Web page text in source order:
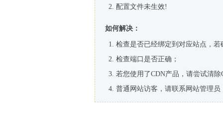
配置文件未生效!
如何解决：
检查是否已经绑定到对应站点，
检查端口是否正确；
若您使用了CDN产品，请尝试清除
普通网站访客，请联系网站管理员